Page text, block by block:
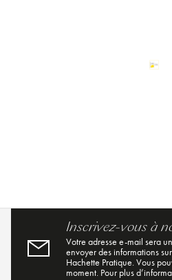
Inscrivez-vous à
Votre adresse e-mail sera
envoyer des informations
Hachette Pratique. Vous
moment. Pour plus